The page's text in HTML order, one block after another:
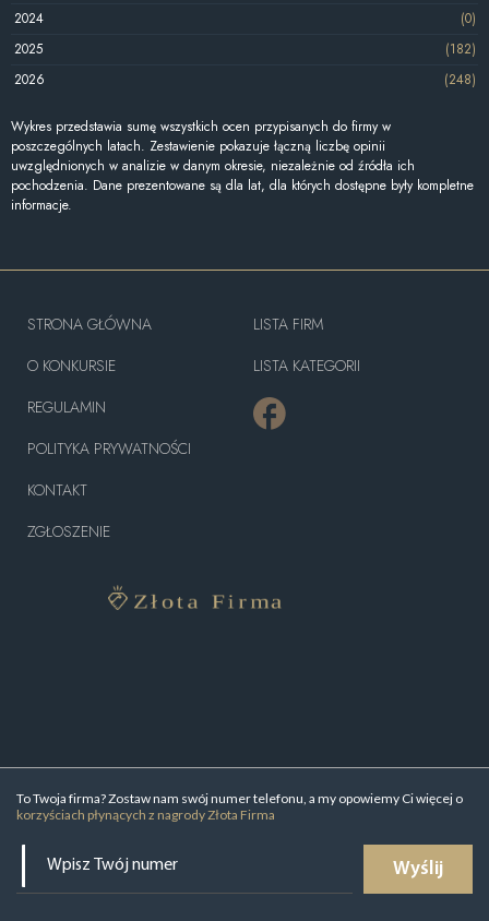
2024
(0)
2025
(182)
2026
(248)
Wykres przedstawia sumę wszystkich ocen przypisanych do firmy w
poszczególnych latach. Zestawienie pokazuje łączną liczbę opinii
uwzględnionych w analizie w danym okresie, niezależnie od źródła ich
pochodzenia. Dane prezentowane są dla lat, dla których dostępne były kompletne
informacje.
To Twoja firma? Zostaw nam swój numer telefonu, a my opowiemy Ci więcej o
korzyściach płynących z nagrody Złota Firma
Wyślij
STRONA GŁÓWNA
O KONKURSIE
REGULAMIN
POLITYKA PRYWATNOŚCI
KONTAKT
ZGŁOSZENIE
LISTA FIRM
LISTA KATEGORII